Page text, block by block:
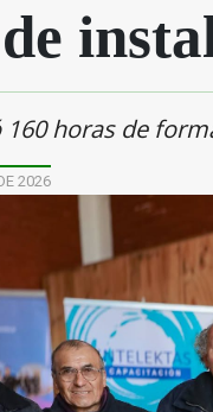
160 horas de
2026